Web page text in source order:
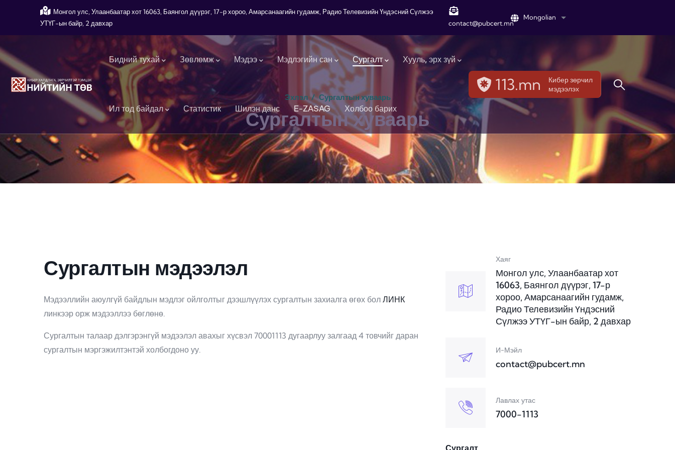
Skip to main contentМонгол улс, Улаанбаатар хот 16063, Баянгол дүүрэг, 17-р хороо, Амарсанаагийн гудамж, Радио Телевизийн Үндэсний Сүлжээ
УТҮГ-ын байр, 2 давхар
contact@pubcert.mn
Mongolian List additional actions
Main navigation
Бидний тухай Зөвлөмж Мэдээ Мэдлэгийн сан Сургалт Хууль, эрх зүй
Ил тод байдал Статистик Шилэн данс E-ZASAG Холбоо барих
113.mn
Кибер зөрчил
мэдээлэх
Эхлэл/ Сургалтын хуваарь
Сургалтын хуваарь
Сургалтын мэдээлэл
Мэдээллийн аюулгүй байдлын мэдлэг ойлголтыг дээшлүүлэх сургалтын захиалга өгөх бол ЛИНК
линкээр орж мэдээллээ бөглөнө.
Сургалтын талаар дэлгэрэнгүй мэдээлэл авахыг хүсвэл 70001113 дугаарлуу залгаад 4 товчийг даран
сургалтын мэргэжилтэнтэй холбогдоно уу.
Хаяг
Монгол улс, Улаанбаатар хот
16063, Баянгол дүүрэг, 17-р
хороо, Амарсанаагийн гудамж,
Радио Телевизийн Үндэсний
Сүлжээ УТҮГ-ын байр, 2 давхар
И-Мэйл
contact@pubcert.mn
Лавлах утас
7000-1113
Сургалт